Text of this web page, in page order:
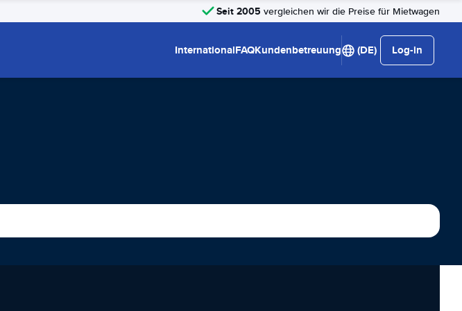
Seit 2005 vergleichen wir die Preise für Mietwagen
InternationalFAQKundenbetreuung (DE) Log-in